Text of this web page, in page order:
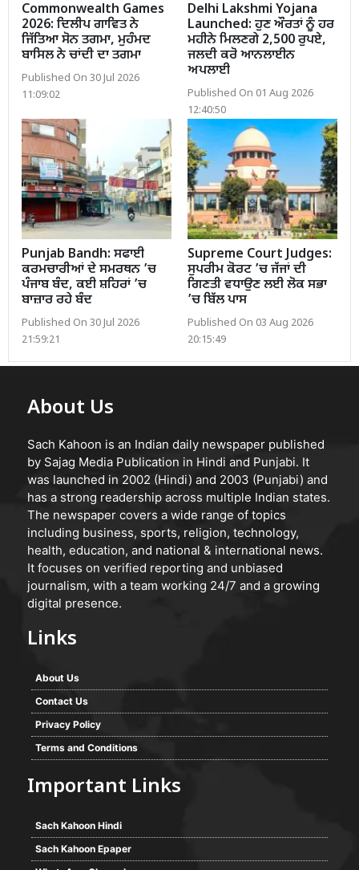
Commonwealth Games
2026: ਦਿਲੀਪ ਗਾਵਿਤ ਨੇ
ਜਿੱਤਿਆ ਸੋਨ ਤਗਮਾ, ਮੁਹੰਮਦ
ਬਾਸਿਲ ਨੇ ਚਾਂਦੀ ਦਾ ਤਗਮਾ
Published On 30 Jul 2026
11:09:02
Delhi Lakshmi Yojana
Launched: ਹੁਣ ਔਰਤਾਂ ਨੂੰ ਹਰ
ਮਹੀਨੇ ਮਿਲਣਗੇ 2,500 ਰੁਪਏ,
ਜਲਦੀ ਕਰੋ ਆਨਲਾਈਨ
ਅਪਲਾਈ
Published On 01 Aug 2026
12:40:50
Punjab Bandh: ਸਫਾਈ
ਕਰਮਚਾਰੀਆਂ ਦੇ ਸਮਰਥਨ ’ਚ
ਪੰਜਾਬ ਬੰਦ, ਕਈ ਸ਼ਹਿਰਾਂ ’ਚ
ਬਾਜ਼ਾਰ ਰਹੇ ਬੰਦ
Published On 30 Jul 2026
21:59:21
Supreme Court Judges:
ਸੁਪਰੀਮ ਕੋਰਟ ’ਚ ਜੱਜਾਂ ਦੀ
ਗਿਣਤੀ ਵਧਾਉਣ ਲਈ ਲੋਕ ਸਭਾ
’ਚ ਬਿੱਲ ਪਾਸ
Published On 03 Aug 2026
20:15:49
About Us
Sach Kahoon is an Indian daily newspaper published
by Sajag Media Publication in Hindi and Punjabi. It
was launched in 2002 (Hindi) and 2003 (Punjabi) and
has a strong readership across multiple Indian states.
The newspaper covers a wide range of topics
including business, sports, religion, technology,
health, education, and national & international news.
It focuses on verified reporting and unbiased
journalism, with a team working 24/7 and a growing
digital presence.
Links
About Us
Contact Us
Privacy Policy
Terms and Conditions
Important Links
Sach Kahoon Hindi
Sach Kahoon Epaper